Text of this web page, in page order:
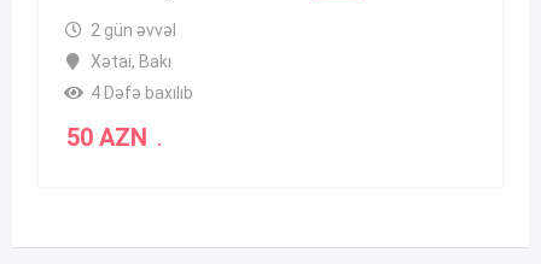
2 gün əvvəl
Xətai, Bakı
4 Dəfə baxılıb
50 AZN .